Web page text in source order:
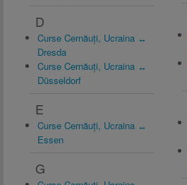
D
Curse Cernăuți, Ucraina ↔
Dresda
Curse Cernăuți, Ucraina ↔
Düsseldorf
E
Curse Cernăuți, Ucraina ↔
Essen
G